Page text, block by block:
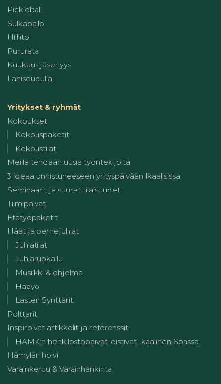
Pickleball
Sulkapallo
Hiihto
Pururata
Kuukausijäsenyys
Lähiseudulla
Yritykset & ryhmät
Kokoukset
Kokouspaketit
Kokoustilat
Meillä tehdään uusia työntekijöitä
3 ideaa onnistuneeseen yrityspäivään Ikaalisissa
Seminaarit ja suuret tilaisuudet
Tiimipäivät
Etätyöpaketit
Häät ja perhejuhlat
Juhlatilat
Juhlaruokailu
Musiikki & ohjelma
Hääyö
Lasten Synttärit
Polttarit
Inspiroivat artikkelit ja referenssit
HAMK:n henkilöstöpäivät loistivat Ikaalinen Spassa
Hämylän holvi
Varainkeruu & Varainhankinta